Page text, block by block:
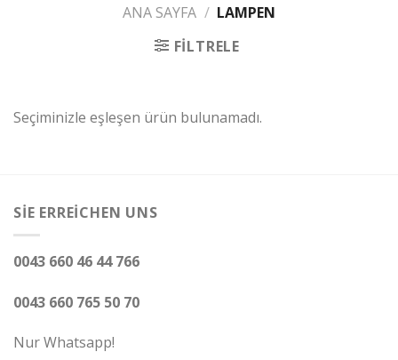
ANA SAYFA / LAMPEN
FILTRELE
Seçiminizle eşleşen ürün bulunamadı.
SIE ERREICHEN UNS
0043 660 46 44 766
0043 660 765 50 70
Nur Whatsapp!